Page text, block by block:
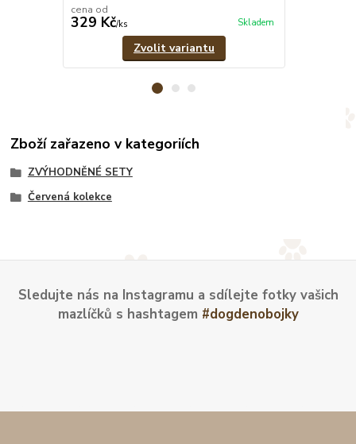
cena od
329 Kč/ks Skladem
Zvolit variantu
Zboží zařazeno v kategoriích
ZVÝHODNĚNÉ SETY
Červená kolekce
Sledujte nás na Instagramu a sdílejte fotky vašich
mazlíčků s hashtagem #dogdenobojky